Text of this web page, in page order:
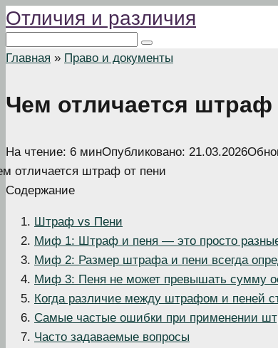
Перейти
к
контенту
Отличия и различия
Главная » Право и документы
Чем отличается штраф
На чтение: 6 минОпубликовано: 21.03.2026
Содержание
Штраф vs Пени
Миф 1: Штраф и пеня — это просто разные
Миф 2: Размер штрафа и пени всегда
Миф 3: Пеня не может превышать сумму
Когда различие между штрафом и пеней
Самые частые ошибки при применении
Часто задаваемые вопросы